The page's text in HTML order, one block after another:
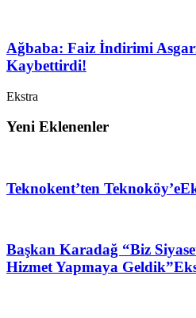
Ağbaba: Faiz İndirimi
Kaybettirdi!
Ekstra
Yeni Eklenenler
Teknokent’ten Teknoköy’e
Başkan Karadağ “Biz
Hizmet Yapmaya Geldik”